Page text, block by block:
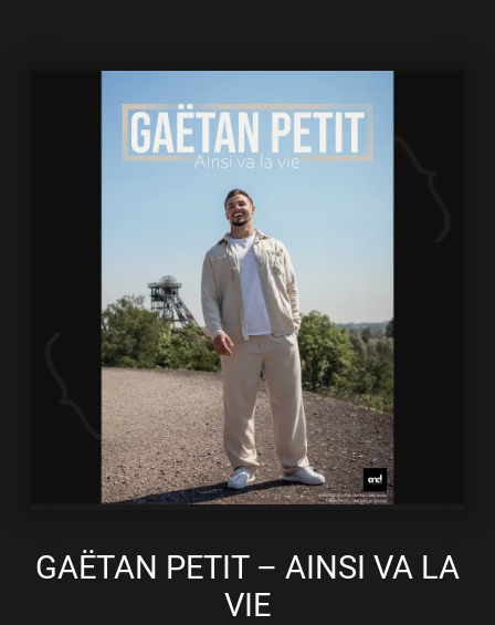
GAËTAN PETIT – AINSI VA LA
VIE